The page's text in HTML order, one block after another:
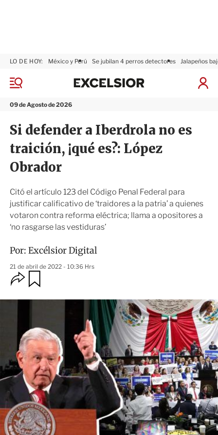
M
n
09 de Agosto de 2026
LO DE HOY: México y Perú Se jubilan 4 perros detectores Jalapeños
I
x
s
i
r
Si defender a Iberdrola no es
traición, ¡qué es?: López
Obrador
Citó el artículo 123 del Código Penal Federal para
justificar calificativo de ‘traidores a la patria’ a quienes
votaron contra reforma eléctrica; llama a opositores a
‘no rasgarse las vestiduras’
Por: Excélsior Digital
21 de abril de 2022 - 10:36 Hrs
O
p
i
e
s
e
o
m
p
a
r
t
i
r
r